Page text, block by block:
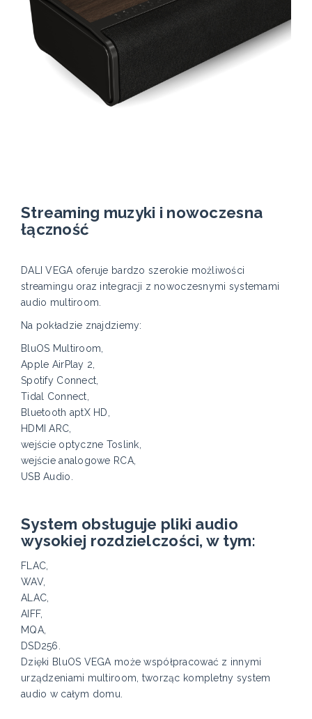
Streaming muzyki i nowoczesna
łączność
DALI VEGA oferuje bardzo szerokie możliwości
streamingu oraz integracji z nowoczesnymi systemami
audio multiroom.
Na pokładzie znajdziemy:
BluOS Multiroom,
Apple AirPlay 2,
Spotify Connect,
Tidal Connect,
Bluetooth aptX HD,
HDMI ARC,
wejście optyczne Toslink,
wejście analogowe RCA,
USB Audio.
System obsługuje pliki audio
wysokiej rozdzielczości, w tym:
FLAC,
WAV,
ALAC,
AIFF,
MQA,
DSD256.
Dzięki BluOS VEGA może współpracować z innymi
urządzeniami multiroom, tworząc kompletny system
audio w całym domu.